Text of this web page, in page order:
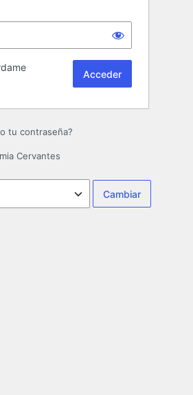
tu contraseña?
Cervantes